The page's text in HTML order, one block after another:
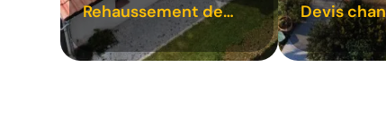
Rehaussement de
toiture 31
Devis
tuile 31